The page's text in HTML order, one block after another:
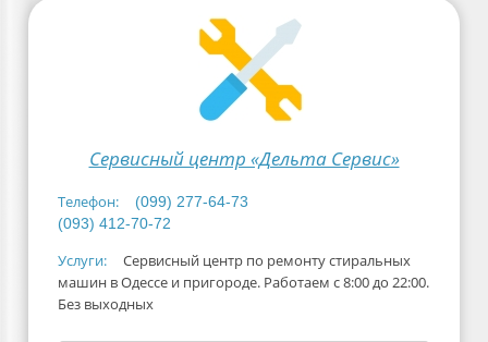
Сервисный центр «Дельта Сервис»
Телефон:
(099) 277-64-73
(093) 412-70-72
Услуги:
Сервисный центр по ремонту стиральных
машин в Одессе и пригороде. Работаем с 8:00 до 22:00.
Без выходных